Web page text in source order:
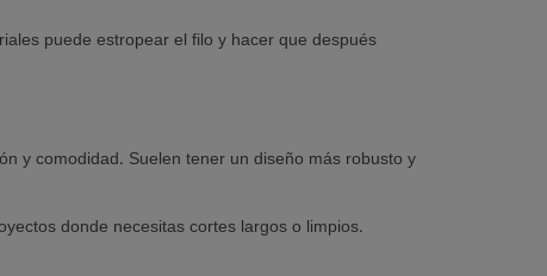
puede estropear el filo y hacer que después
y comodidad. Suelen tener un diseño más robusto y
donde necesitas cortes largos o limpios.